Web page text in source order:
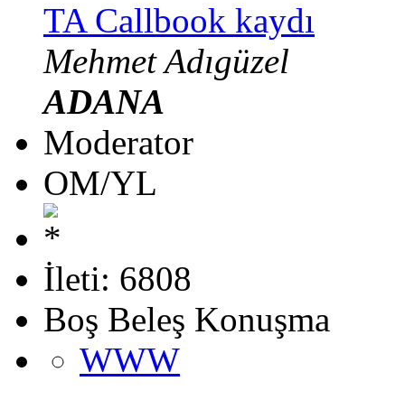
TA Callbook kaydı
Mehmet Adıgüzel
ADANA
Moderator
OM/YL
İleti: 6808
Boş Beleş Konuşma
WWW